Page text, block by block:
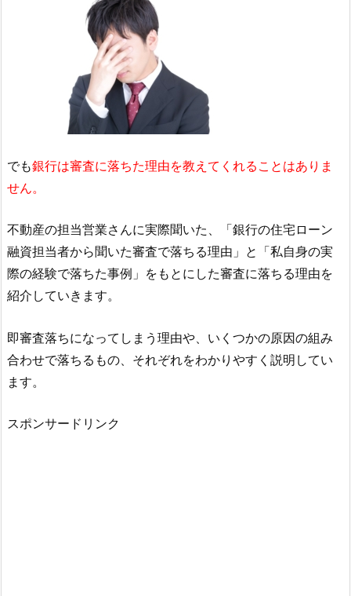
でも銀行は審査に落ちた理由を教えてくれることはありま
せん。
不動産の担当営業さんに実際聞いた、「銀行の住宅ローン
融資担当者から聞いた審査で落ちる理由」と「私自身の実
際の経験で落ちた事例」をもとにした審査に落ちる理由を
紹介していきます。
即審査落ちになってしまう理由や、いくつかの原因の組み
合わせで落ちるもの、それぞれをわかりやすく説明してい
ます。
スポンサードリンク